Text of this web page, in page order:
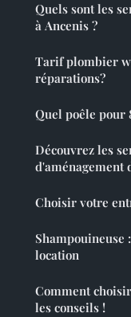
Quels sont les
à Ancenis ?
Tarif plombier
réparations?
Quel poêle pour
Découvrez les
d'aménagement
Choisir votre
Shampouineuse
location
Comment
les conseils !